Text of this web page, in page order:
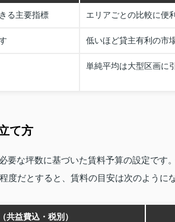
る主要指標 エリアごとの比較に便
低いほど貸主有利の市
単純平均は大型区画に
て方
要な坪数に基づいた賃料予算の設定です
だとすると、賃料の目安は次のように
共益費込・税別）